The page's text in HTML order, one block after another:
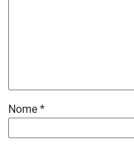
Nome *